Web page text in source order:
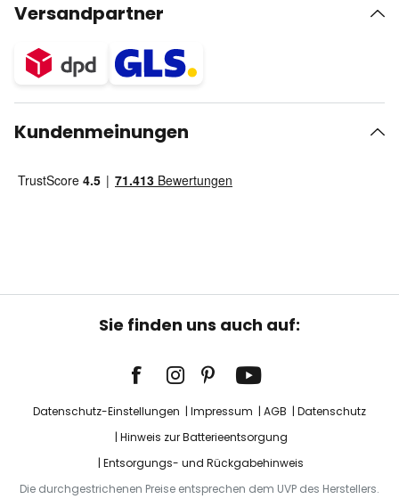
Versandpartner
Kundenmeinungen
Sie finden uns auch auf:
Datenschutz-Einstellungen Impressum AGB
Datenschutz
Hinweis zur Batterieentsorgung
Entsorgungs- und Rückgabehinweis
Die durchgestrichenen Preise entsprechen dem UVP des Herstellers.